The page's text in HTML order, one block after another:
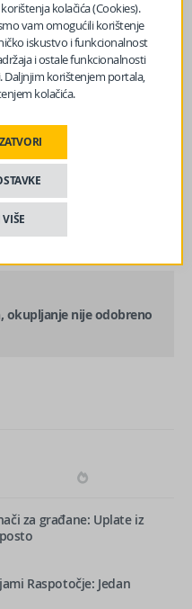
Evo gdje su mogući
okupljanje nije odobreno
za građane: Uplate iz
Raspotočje: Jedan
kolačića (Cookies).
vam omogućili korištenje
iskustvo i funkcionalnost
i ostale funkcionalnosti
Daljnjim korištenjem portala,
kolačića.